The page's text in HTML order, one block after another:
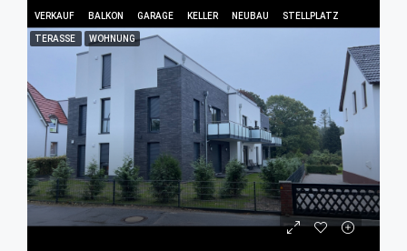
VERKAUF BALKON GARAGE KELLER NEUBAU STELLPLATZ
TERASSE WOHNUNG